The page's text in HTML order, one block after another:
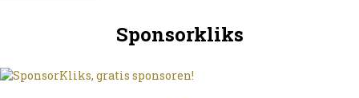
Sponsorkliks